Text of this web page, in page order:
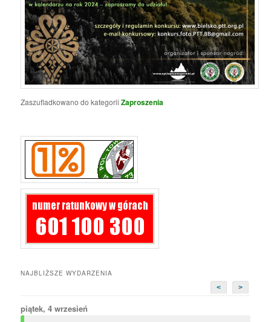
Zaszufladkowano do kategorii Zaproszenia
NAJBLIŻSZE WYDARZENIA
<
>
piątek, 4 wrzesień